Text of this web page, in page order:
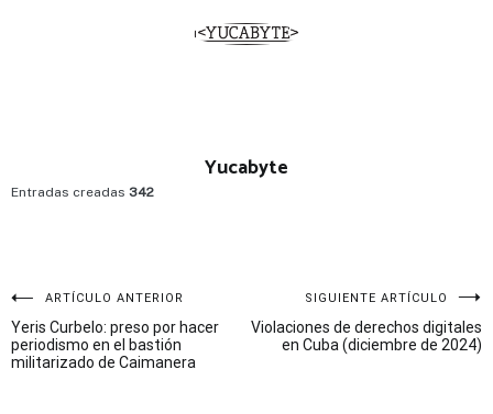
Yucabyte
Entradas creadas 342
Navegación
de
ARTÍCULO ANTERIOR
Yeris Curbelo: preso por hacer
periodismo en el bastión
militarizado de Caimanera
SIGUIENTE ARTÍCULO
Violaciones de derechos digitales
en Cuba (diciembre de 2024)